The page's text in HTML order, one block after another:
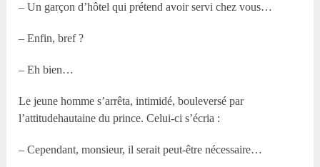
– Un garçon d’hôtel qui prétend avoir servi chez vous…
– Enfin, bref ?
– Eh bien…
Le jeune homme s’arrêta, intimidé, bouleversé par
l’attitudehautaine du prince. Celui-ci s’écria :
– Cependant, monsieur, il serait peut-être nécessaire…